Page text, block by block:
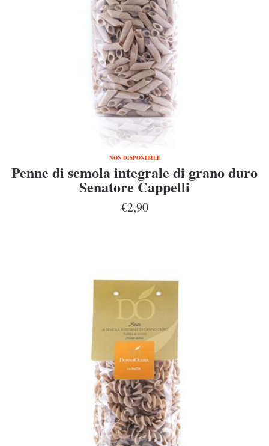
NON DISPONIBILE
Penne di semola integrale di grano duro
Senatore Cappelli
€2,90